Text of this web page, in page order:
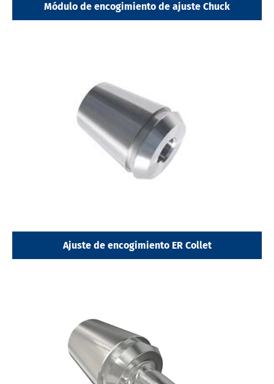
Módulo de encogimiento de ajuste Chuck
Ajuste de encogimiento ER Collet